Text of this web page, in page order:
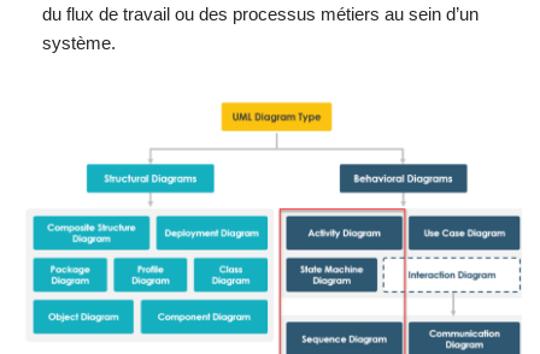
du flux de travail ou des processus métiers au sein d’un
système.